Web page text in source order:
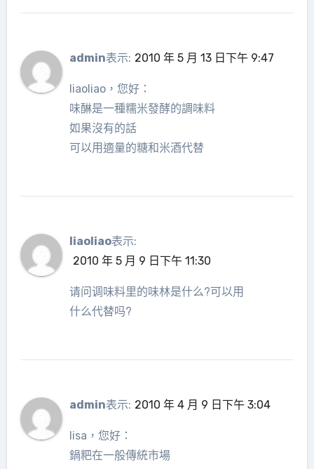
admin表示: 2010 年 5 月 13 日下午 9:47
liaoliao，您好：
味醂是一種糯米發酵的調味料
如果沒有的話
可以用適量的糖和米酒代替
liaoliao表示:
2010 年 5 月 9 日下午 11:30
请问调味料里的味林是什么?可以用
什么代替吗?
admin表示: 2010 年 4 月 9 日下午 3:04
lisa，您好：
鍋粑在一般傳統市場